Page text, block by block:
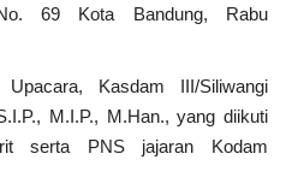
69 Kota Bandung, Rabu
Kasdam III/Siliwangi
M.I.P., M.Han., yang diikuti
serta PNS jajaran Kodam